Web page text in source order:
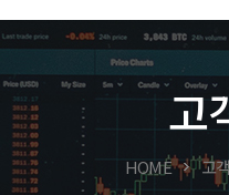
고
HOME 고